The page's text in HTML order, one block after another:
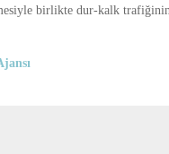
birlikte dur-kalk trafiğinin